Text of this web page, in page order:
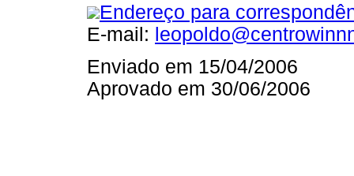
Endereço para
E-mail:
Enviado em 15/04/2006
Aprovado em 30/06/2006